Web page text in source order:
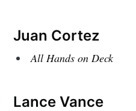
Juan Cortez
All Hands on Deck
Lance Vance